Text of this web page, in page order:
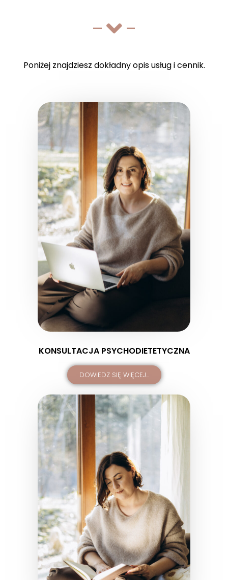
Poniżej znajdziesz dokładny opis usług i cennik.
KONSULTACJA PSYCHODIETETYCZNA
DOWIEDZ SIĘ WIĘCEJ...